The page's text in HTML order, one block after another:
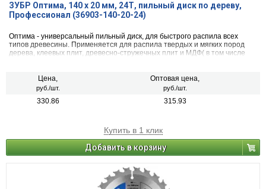
ЗУБР Оптима, 140 x 20 мм, 24Т, пильный диск по дереву,
Профессионал (36903-140-20-24)
Оптима - универсальный пильный диск, для быстрого распила всех
типов древесины. Применяется для распила твердых и мягких пород
дерева, клеевых плит, древесно-стружечных плит и МДФ( в том числе
Цена,
руб./шт.
Оптовая цена,
руб./шт.
330.86 315.93
Купить в 1 клик
Добавить в корзину